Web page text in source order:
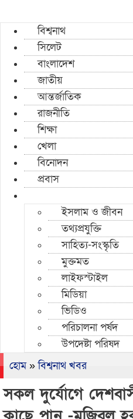
বিশ্বনাথ
সিলেট
বাংলাদেশ
জাতীয়
আন্তর্জাতিক
রাজনীতি
শিক্ষা
খেলা
বিনোদন
প্রবাস
ইসলাম ও জীবন
তথ্যপ্রযুক্তি
সাহিত্য-সংস্কৃতি
মুক্তমত
লাইফস্টাইল
মিডিয়া
ভিডিও
পরিচালনা পর্ষদ
উপদেষ্টা পরিষদ
হোম»বিশ্বনাথ খবর
সকল ‍দুর্যোগে